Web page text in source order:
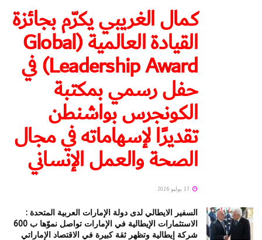
كمال الغريبي يكرّم بجائزة
القيادة العالمية (Global
Leadership Award) في
حفل رسمي بمكتبة
الكونجرس بواشنطن
تقديرًا لإسهاماته في مجال
الصحة والعمل الإنساني
السفير الايطالي لدى دولة الإمارات العربية المتحدة :
الاستثمارات الإيطالية في الإمارات تواصل نموّها ب 600
شركة إيطالية وتظهر ثقة كبيرة في الاقتصاد الإماراتي